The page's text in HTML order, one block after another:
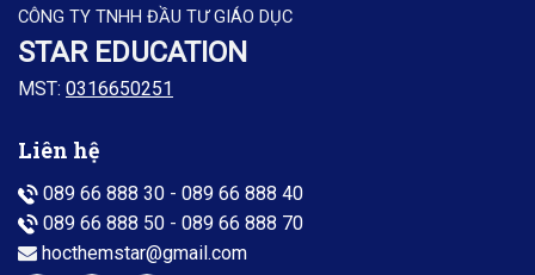
CÔNG TY TNHH ĐẦU TƯ GIÁO DỤC
STAR EDUCATION
MST: 0316650251
Liên hệ
089 66 888 30 - 089 66 888 40
089 66 888 50 - 089 66 888 70
hocthemstar@gmail.com